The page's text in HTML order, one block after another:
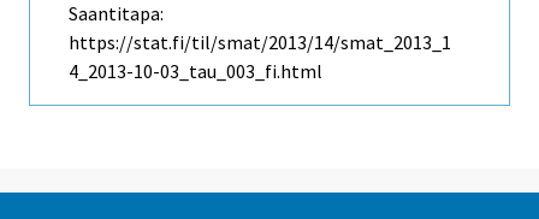
Saantitapa:
https://stat.fi/til/smat/2013/14/smat_2013_1
4_2013-10-03_tau_003_fi.html